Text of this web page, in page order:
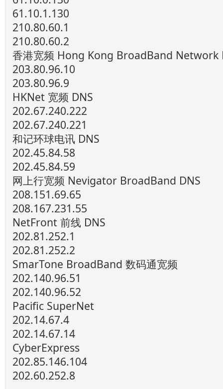
61.10.1.130
210.80.60.1
210.80.60.2
香港宽频 Hong Kong BroadBand Network
203.80.96.10
203.80.96.9
HKNet 宽频 DNS
202.67.240.222
202.67.240.221
和记环球电讯 DNS
202.45.84.58
202.45.84.59
网上行宽频 Nevigator BroadBand DNS
208.151.69.65
208.167.231.55
NetFront 前线 DNS
202.81.252.1
202.81.252.2
SmarTone BroadBand 数码通宽频
202.140.96.51
202.140.96.52
Pacific SuperNet
202.14.67.4
202.14.67.14
CyberExpress
202.85.146.104
202.60.252.8